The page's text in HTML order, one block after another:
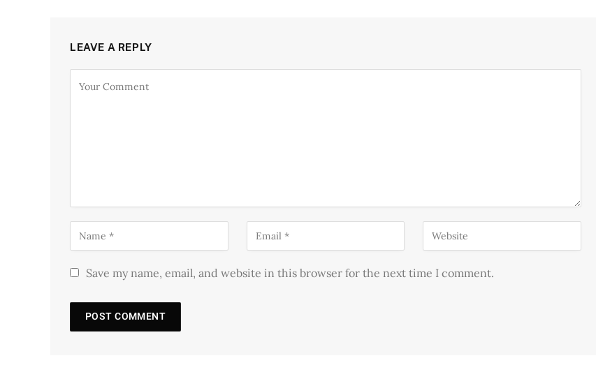
LEAVE A REPLY
Save my name, email, and website in this browser for the next time I comment.